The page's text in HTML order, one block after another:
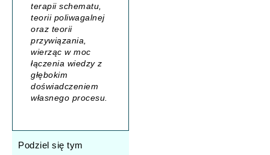
terapii schematu,
teorii poliwagalnej
oraz teorii
przywiązania,
wierząc w moc
łączenia wiedzy z
głębokim
doświadczeniem
własnego procesu.
Podziel się tym